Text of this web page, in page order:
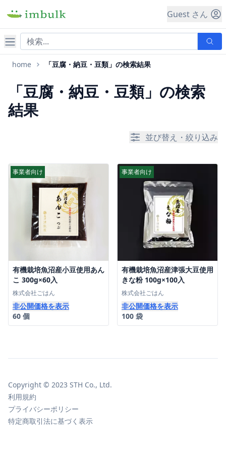
Guest さん
ナビゲーション
home 「豆腐・納豆・豆類」の検索結果
「豆腐・納豆・豆類」の検索
結果
並び替え・絞り込み
事業者向け
有機栽培魚沼産小豆使用あん
こ 300g×60入
株式会社ごはん
非公開価格を表示
60 個
事業者向け
有機栽培魚沼産津張大豆使用
きな粉 100g×100入
株式会社ごはん
非公開価格を表示
100 袋
Copyright © 2023 STH Co., Ltd.
利用規約
プライバシーポリシー
特定商取引法に基づく表示